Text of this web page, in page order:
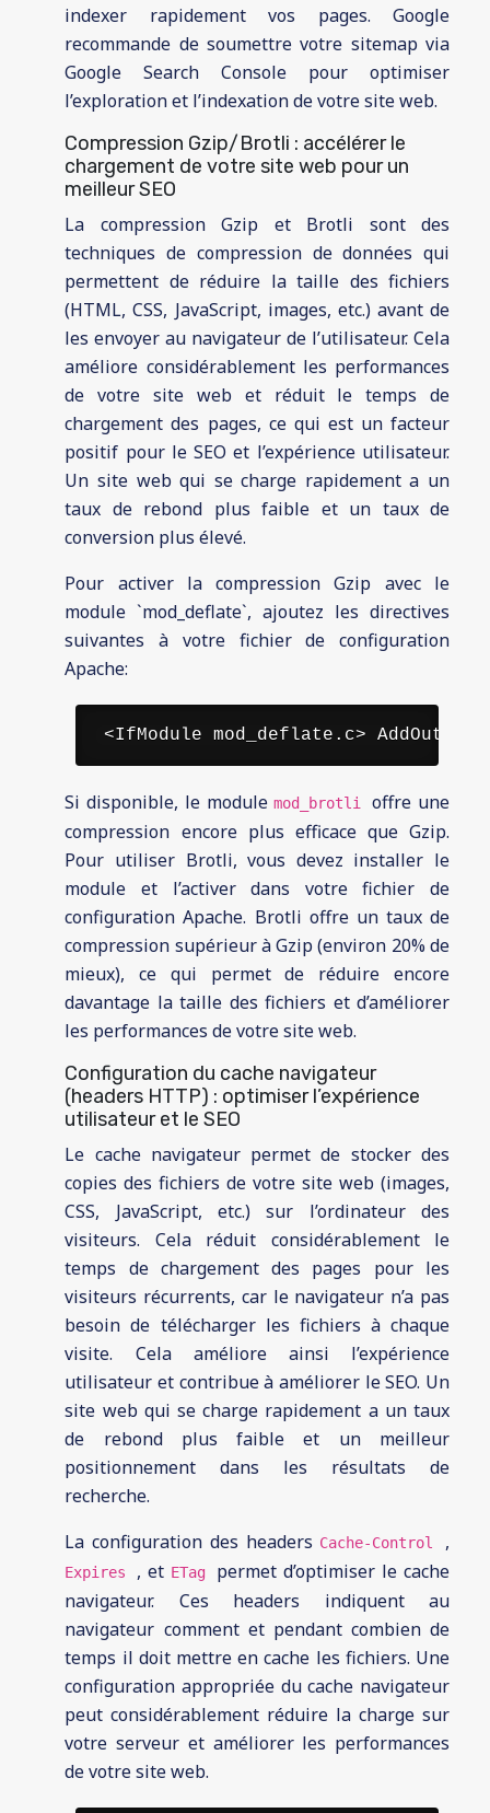
indexer rapidement vos pages. Google
recommande de soumettre votre sitemap via
Google Search Console pour optimiser
l’exploration et l’indexation de votre site web.
Compression Gzip/Brotli : accélérer le
chargement de votre site web pour un
meilleur SEO
La compression Gzip et Brotli sont des
techniques de compression de données qui
permettent de réduire la taille des fichiers
(HTML, CSS, JavaScript, images, etc.) avant de
les envoyer au navigateur de l’utilisateur. Cela
améliore considérablement les performances
de votre site web et réduit le temps de
chargement des pages, ce qui est un facteur
positif pour le SEO et l’expérience utilisateur.
Un site web qui se charge rapidement a un
taux de rebond plus faible et un taux de
conversion plus élevé.
Pour activer la compression Gzip avec le
module `mod_deflate`, ajoutez les directives
suivantes à votre fichier de configuration
Apache:
<IfModule mod_deflate.c>
Si disponible, le modulemod_brotlioffre une
compression encore plus efficace que Gzip.
Pour utiliser Brotli, vous devez installer le
module et l’activer dans votre fichier de
configuration Apache. Brotli offre un taux de
compression supérieur à Gzip (environ 20% de
mieux), ce qui permet de réduire encore
davantage la taille des fichiers et d’améliorer
les performances de votre site web.
Configuration du cache navigateur
(headers HTTP) : optimiser l’expérience
utilisateur et le SEO
Le cache navigateur permet de stocker des
copies des fichiers de votre site web (images,
CSS, JavaScript, etc.) sur l’ordinateur des
visiteurs. Cela réduit considérablement le
temps de chargement des pages pour les
visiteurs récurrents, car le navigateur n’a pas
besoin de télécharger les fichiers à chaque
visite. Cela améliore ainsi l’expérience
utilisateur et contribue à améliorer le SEO. Un
site web qui se charge rapidement a un taux
de rebond plus faible et un meilleur
positionnement dans les résultats de
recherche.
La configuration des headers Cache-Control ,
Expires , et ETag permet d’optimiser le cache
navigateur. Ces headers indiquent au
navigateur comment et pendant combien de
temps il doit mettre en cache les fichiers. Une
configuration appropriée du cache navigateur
peut considérablement réduire la charge sur
votre serveur et améliorer les performances
de votre site web.